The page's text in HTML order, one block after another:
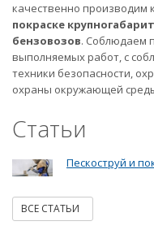
качественно производим
покраске
бензовозов. Соблюдаем
выполняемых работ, с
техники безопасности,
охраны окружающей
Статьи
Пескоструй и
ВСЕ СТАТЬИ